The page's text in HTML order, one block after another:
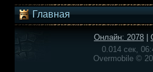
Главная
Онлайн: 2078
0.014 сек,
Overmobile ©